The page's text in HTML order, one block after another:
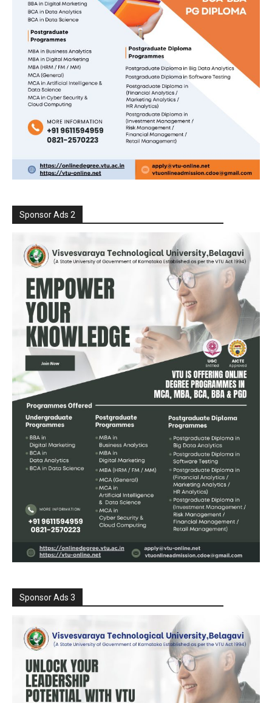
Sponsor Ads 2
Sponsor Ads 3